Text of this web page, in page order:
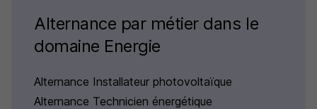
Alternance par métier dans le
domaine Energie
Alternance Installateur photovoltaïque
Alternance Technicien énergétique